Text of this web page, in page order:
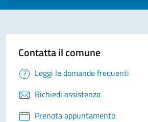
Contatta il comune
Leggi le domande frequenti
Richiedi assistenza
Prenota appuntamento